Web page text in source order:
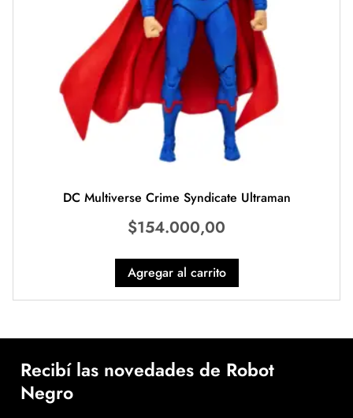
DC Multiverse Crime Syndicate Ultraman
$154.000,00
Agregar al carrito
Recibí las novedades de Robot
Negro